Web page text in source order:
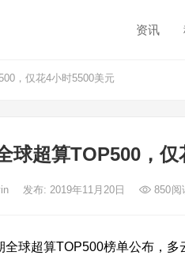
资讯
，仅花4小时5500美元
球超算TOP500，
发布: 2019年11月20日 850阅
球超算TOP500榜单公布，